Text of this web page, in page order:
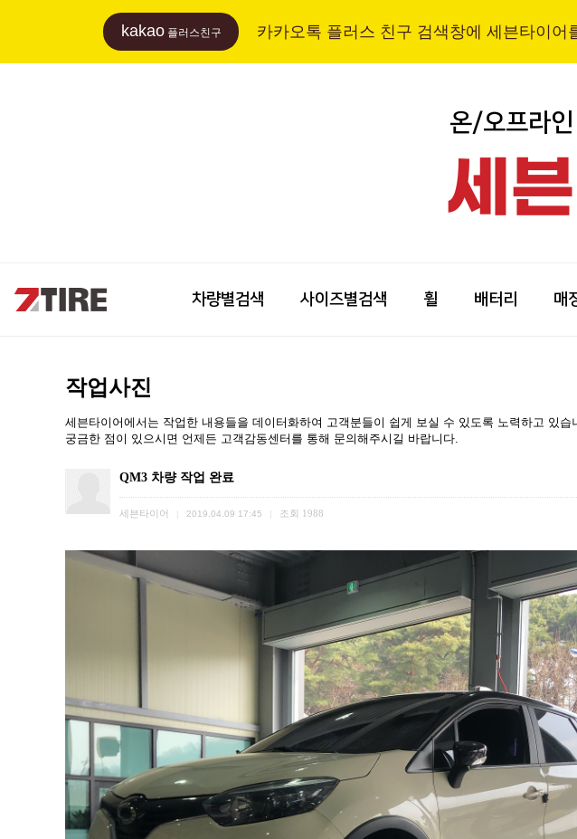
kakao플러스친구 카카오톡 플러스 친구 검색창에 세븐타이
온/오프라
세븐
차량별검색 사이즈별검색 휠 배터리 매
작업사진
세븐타이어에서는 작업한 내용들을 데이터화하여 고객분들이 쉽게 보실 수 있도록 노력하고 있습
궁금한 점이 있으시면 언제든 고객감동센터를 통해 문의해주시길 바랍니다.
QM3 차량 작업 완료
세븐타이어 2019.04.09 17:45 조회 1988